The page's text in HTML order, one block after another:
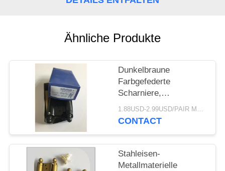
NACHRICHTEN
PRIVACY
POLICY
Ähnliche Produkte
Dunkelbraune
Farbgefederte
Scharniere,
Eingangstür mit
Fliegengitter-Frühling
schwenkbar
1.88USD-2.99USD/PAIR MOQ:500 Paare
CONTACT
Stahleisen-
Metallmaterielle